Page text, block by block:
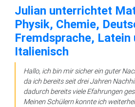
Julian unterrichtet
Physik, Chemie,
Fremdsprache, Latein
Italienisch
Hallo, ich bin mir sicher ein guter
da ich bereits seit drei Jahren
dadurch bereits viele Efahrungen
Meinen Schülern konnte ich